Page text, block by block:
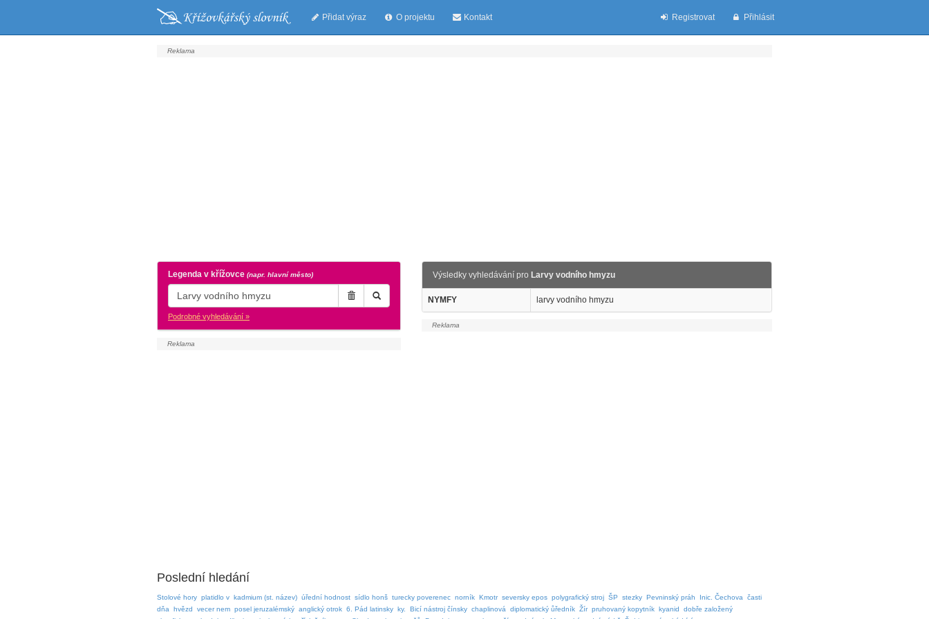
Přidat výraz O projektu Kontakt Registrovat Přihlásit
Legenda v křížovce (napr. hlavní město)
Podrobné vyhledávání »
Výsledky vyhledávání pro Larvy vodního hmyzu
NYMFY larvy vodního hmyzu
Poslední hledání
Stolové hory platidlo v kadmium (st. název) úřední hodnost sídlo honš turecky poverenec norník Kmotr seversky epos polygrafický stroj ŠP stezky Pevninský práh Inic. Čechova
časti
dňa
hvězd vecer nem posel jeruzalémský anglický otrok 6. Pád latinsky ky. Bicí nástroj čínsky chaplinová diplomatický ůředník Žír pruhovaný kopytník kyanid
dobře založený